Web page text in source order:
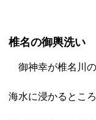
椎名の御輿洗い
御神幸が椎名川の
海水に浸かるとこ